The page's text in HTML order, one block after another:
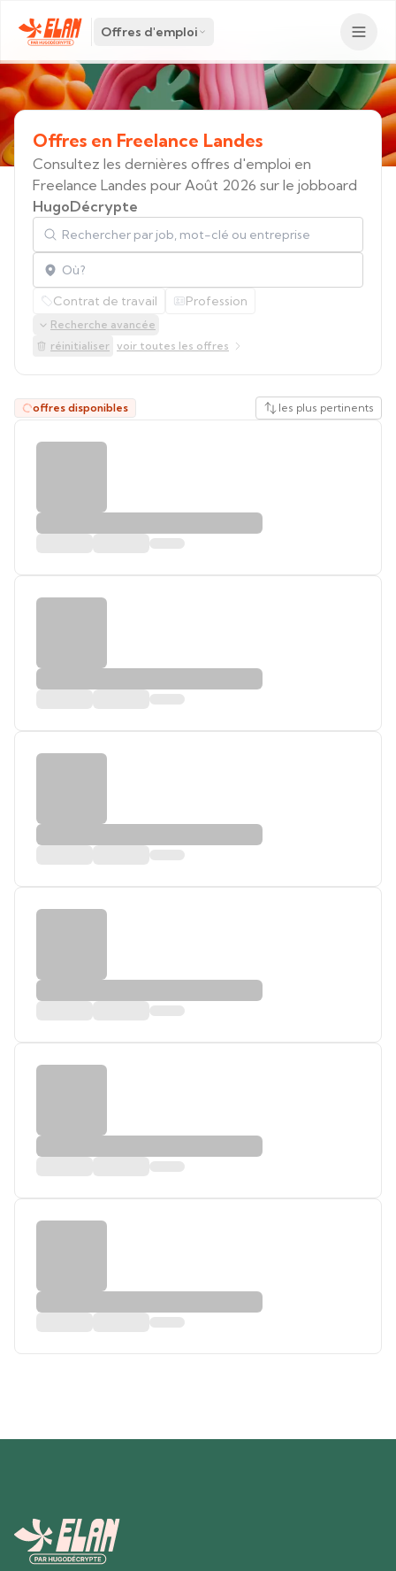
Offres d'emploi
Offres en Freelance Landes
Consultez les dernières offres d'emploi en
Freelance Landes pour Août 2026 sur le jobboard
HugoDécrypte
Rechercher par job, mot-clé ou entreprise
Localisation
Contrat de travail Profession
Recherche avancée
réinitialiser voir toutes les offres
offres disponibles les plus pertinents